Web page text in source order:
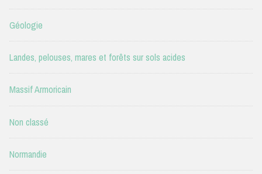
Géologie
Landes, pelouses, mares et forêts sur sols acides
Massif Armoricain
Non classé
Normandie